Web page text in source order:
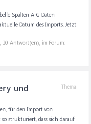
Spalten A-G Daten
Datum des Imports. Jetzt
, 10 Antwort(en), im Forum:
Thema
und
für den Import von
strukturiert, dass sich darauf